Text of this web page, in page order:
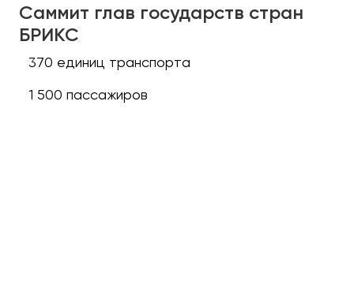
Саммит глав государств стран
БРИКС
370 единиц транспорта
1 500 пассажиров